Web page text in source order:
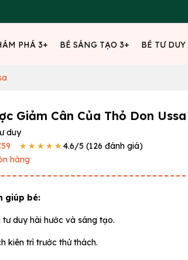
PHÁ 3+ BÉ SÁNG TẠO 3+ BÉ TƯ DUY
Giảm Cân Của Thỏ Don Ussa
duy
★★★★★4.6/5 (126 đánh giá)
hàng
giúp bé:
duy hài hước và sáng tạo.
kiên trì trước thử thách.